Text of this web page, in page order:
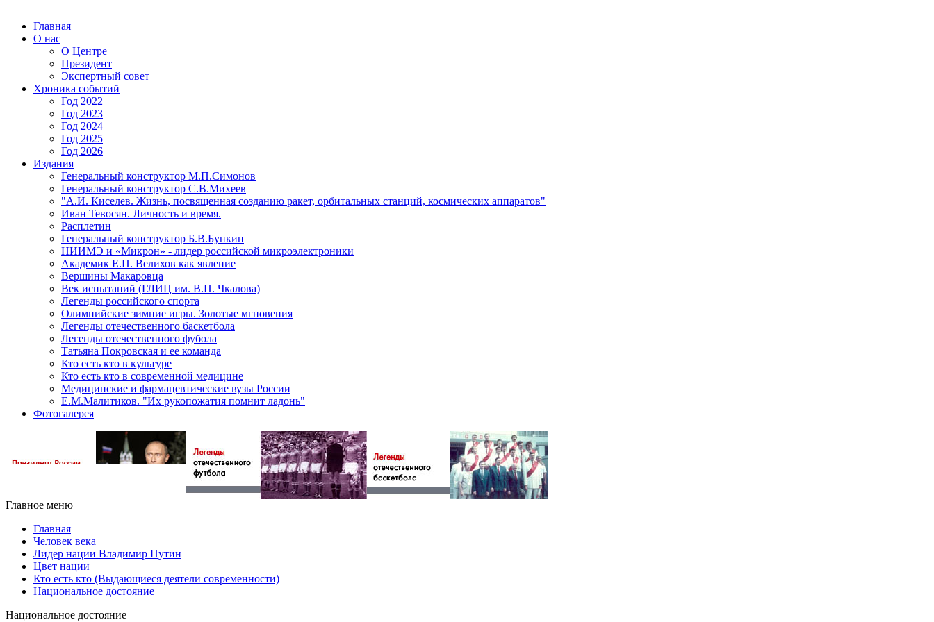
Главная
О нас
О Центре
Президент
Экспертный совет
Хроника событий
Год 2022
Год 2023
Год 2024
Год 2025
Год 2026
Издания
Генеральный конструктор М.П.Симонов
Генеральный конструктор С.В.Михеев
"А.И. Киселев. Жизнь, посвященная созданию ракет, орбитальных станций, космических аппаратов"
Иван Тевосян. Личность и время.
Расплетин
Генеральный конструктор Б.В.Бункин
НИИМЭ и «Микрон» - лидер российской микроэлектроники
Академик Е.П. Велихов как явление
Вершины Макаровца
Век испытаний (ГЛИЦ им. В.П. Чкалова)
Легенды российского спорта
Олимпийские зимние игры. Золотые мгновения
Легенды отечественного баскетбола
Легенды отечественного фубола
Татьяна Покровская и ее команда
Кто есть кто в культуре
Кто есть кто в современной медицине
Медицинские и фармацевтические вузы России
Е.М.Малитиков. "Их рукопожатия помнит ладонь"
Фотогалерея
Главное меню
Главная
Человек века
Лидер нации Владимир Путин
Цвет нации
Кто есть кто (Выдающиеся деятели современности)
Национальное достояние
Национальное достояние